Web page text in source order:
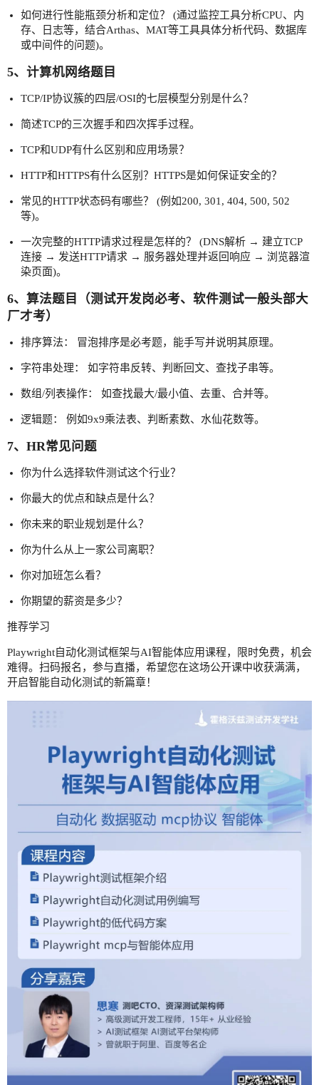
如何进行性能瓶颈分析和定位？ (通过监控工具分析CPU、内
存、日志等，结合Arthas、MAT等工具具体分析代码、数据库
或中间件的问题)。
5、计算机网络题目
TCP/IP协议簇的四层/OSI的七层模型分别是什么？
简述TCP的三次握手和四次挥手过程。
TCP和UDP有什么区别和应用场景？
HTTP和HTTPS有什么区别？HTTPS是如何保证安全的？
常见的HTTP状态码有哪些？ (例如200, 301, 404, 500, 502
等)。
一次完整的HTTP请求过程是怎样的？ (DNS解析 → 建立TCP
连接 → 发送HTTP请求 → 服务器处理并返回响应 → 浏览器渲
染页面)。
6、算法题目（测试开发岗必考、软件测试一般头部大
厂才考）
排序算法： 冒泡排序是必考题，能手写并说明其原理。
字符串处理： 如字符串反转、判断回文、查找子串等。
数组/列表操作： 如查找最大/最小值、去重、合并等。
逻辑题： 例如9x9乘法表、判断素数、水仙花数等。
7、HR常见问题
你为什么选择软件测试这个行业？
你最大的优点和缺点是什么？
你未来的职业规划是什么？
你为什么从上一家公司离职？
你对加班怎么看？
你期望的薪资是多少？
推荐学习
Playwright自动化测试框架与AI智能体应用课程，限时免费，机会
难得。扫码报名，参与直播，希望您在这场公开课中收获满满，
开启智能自动化测试的新篇章！